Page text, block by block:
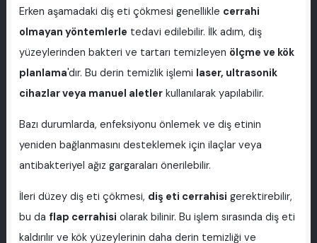
Erken aşamadaki diş eti çökmesi genellikle cerrahi
olmayan yöntemlerle tedavi edilebilir. İlk adım, diş
yüzeylerinden bakteri ve tartarı temizleyen ölçme ve kök
planlama'dır. Bu derin temizlik işlemi laser, ultrasonik
cihazlar veya manuel aletlerkullanılarak yapılabilir.
Bazı durumlarda, enfeksiyonu önlemek ve diş etinin
yeniden bağlanmasını desteklemek için ilaçlar veya
antibakteriyel ağız gargaraları önerilebilir.
İleri düzey diş eti çökmesi, diş eti cerrahisi gerektirebilir,
bu da flap cerrahisi olarak bilinir. Bu işlem sırasında diş eti
kaldırılır ve kök yüzeylerinin daha derin temizliği ve